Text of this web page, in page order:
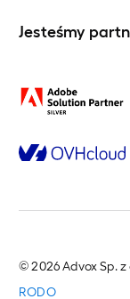
Jesteśmy
© 2026 Advox Sp.
RODO